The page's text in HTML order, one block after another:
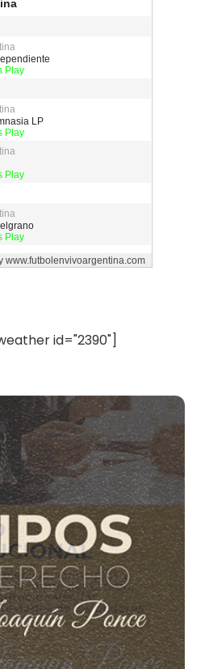
id="2390"]